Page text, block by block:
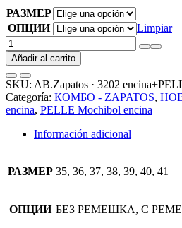
РАЗМЕР
ОПЦИИ
Limpiar
AB.Zapatos
·
3202
encina+PELLE
Mochibol
encina
АКЦИЯ
cantidad
Añadir al carrito
SKU: AB.Zapatos · 3202
Categoría: КОМБО - ZAPATOS,
encina, PELLE Mochibol encina
Información adicional
РАЗМЕР 35, 36, 37, 38, 39, 40, 41
ОПЦИИ БЕЗ РЕМЕШКА, С